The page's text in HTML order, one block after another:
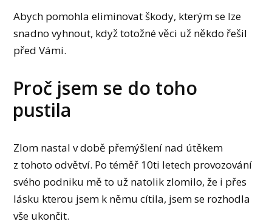
Abych pomohla eliminovat škody, kterým se lze
snadno vyhnout, když totožné věci už někdo řešil
před Vámi.
Proč jsem se do toho
pustila
Zlom nastal v době přemýšlení nad útěkem
z tohoto odvětví. Po téměř 10ti letech provozování
svého podniku mě to už natolik zlomilo, že i přes
lásku kterou jsem k němu cítila, jsem se rozhodla
vše ukončit.